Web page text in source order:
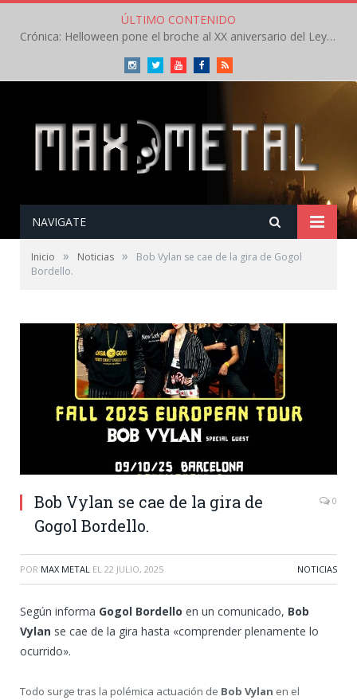
ÚLTIMO CONTENIDO
Crónica: Helloween pone el broche al XX aniversario del Leyendas del Rock – Sábado – Agosto 2026
InstagramTwitterYoutubeFacebookRSS
NAVIGATE
Inicio » Noticias »
Bob Vylan se cae de la gira de Gogol
Bordello.
Bob Vylan se cae de la gira de
Gogol Bordello.
0
POR MAX METAL EL 22 JULIO, 2025 NOTICIAS
Según informa Gogol Bordello en un comunicado, Bob
Vylan se cae de la gira hasta «comprender plenamente lo
ocurrido».
Todo surge tras la polémica actuación de Bob Vylan en el